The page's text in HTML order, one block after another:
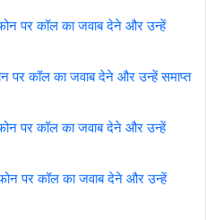
पर कॉल का जवाब देने और उन्हें
कॉल का जवाब देने और उन्हें समाप्त
पर कॉल का जवाब देने और उन्हें
पर कॉल का जवाब देने और उन्हें